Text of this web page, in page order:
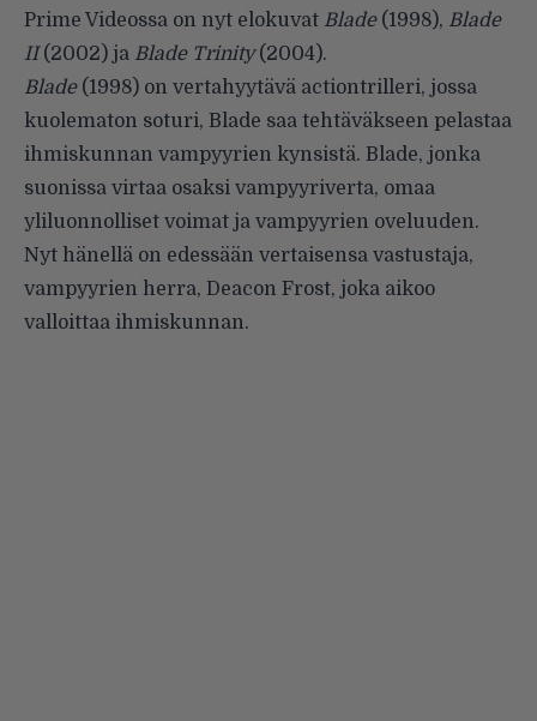
Prime Videossa on nyt elokuvat Blade(1998), Blade
II(2002) ja Blade Trinity(2004).
Blade(1998) on vertahyytävä actiontrilleri, jossa
kuolematon soturi, Blade saa tehtäväkseen pelastaa
ihmiskunnan vampyyrien kynsistä. Blade, jonka
suonissa virtaa osaksi vampyyriverta, omaa
yliluonnolliset voimat ja vampyyrien oveluuden.
Nyt hänellä on edessään vertaisensa vastustaja,
vampyyrien herra, Deacon Frost, joka aikoo
valloittaa ihmiskunnan.